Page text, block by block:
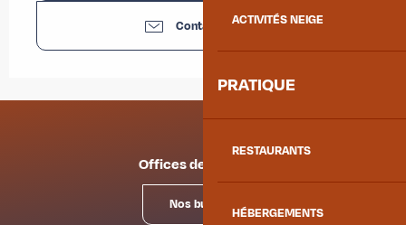
ACTIVITÉS NEIGE
PRATIQUE
RESTAURANTS
HÉBERGEMENTS
Contactez-nous
Offices de tourisme
Nos bureaux